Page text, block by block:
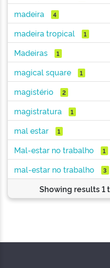
madeira 4
madeira tropical 1
Madeiras 1
magical square 1
magistério 2
magistratura 1
mal estar 1
Mal-estar no trabalho 1
mal-estar no trabalho 3
Showing results 1